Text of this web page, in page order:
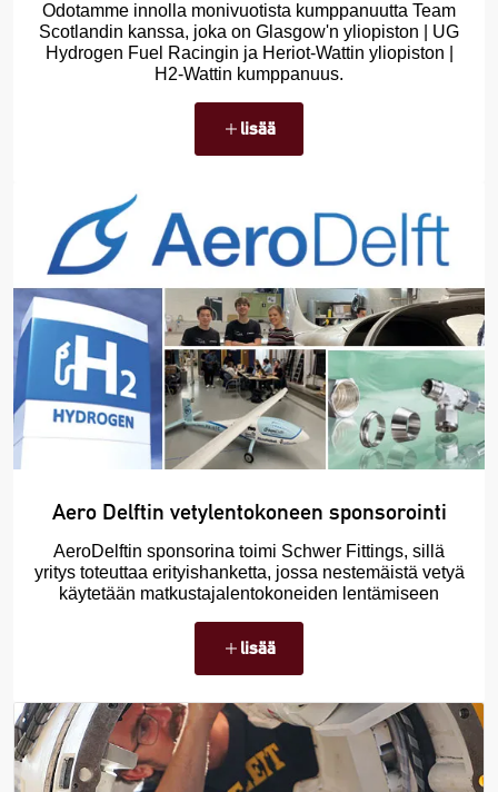
Odotamme innolla monivuotista kumppanuutta Team
Scotlandin kanssa, joka on Glasgow'n yliopiston | UG
Hydrogen Fuel Racingin ja Heriot-Wattin yliopiston |
H2-Wattin kumppanuus.
lisää
Aero Delftin vetylentokoneen sponsorointi
AeroDelftin sponsorina toimi Schwer Fittings, sillä
yritys toteuttaa erityishanketta, jossa nestemäistä vetyä
käytetään matkustajalentokoneiden lentämiseen
lisää